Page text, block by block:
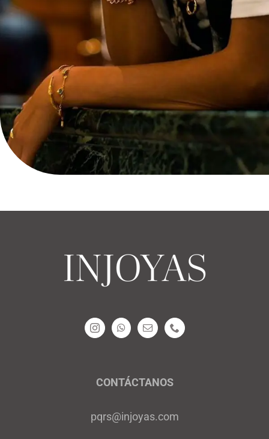
CONTÁCTANOS
pqrs@injoyas.com